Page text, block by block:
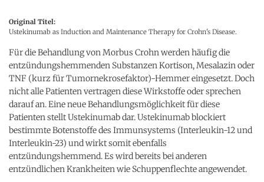
Original Titel:
Ustekinumab as Induction and Maintenance Therapy for Crohn's Disease.
Für die Behandlung von Morbus Crohn werden häufig die
entzündungshemmenden Substanzen Kortison, Mesalazin oder
TNF (kurz für Tumornekrosefaktor)-Hemmer eingesetzt. Doch
nicht alle Patienten vertragen diese Wirkstoffe oder sprechen
darauf an. Eine neue Behandlungsmöglichkeit für diese
Patienten stellt Ustekinumab dar. Ustekinumab blockiert
bestimmte Botenstoffe des Immunsystems (Interleukin-12 und
Interleukin-23) und wirkt somit ebenfalls
entzündungshemmend. Es wird bereits bei anderen
entzündlichen Krankheiten wie Schuppenflechte angewendet.